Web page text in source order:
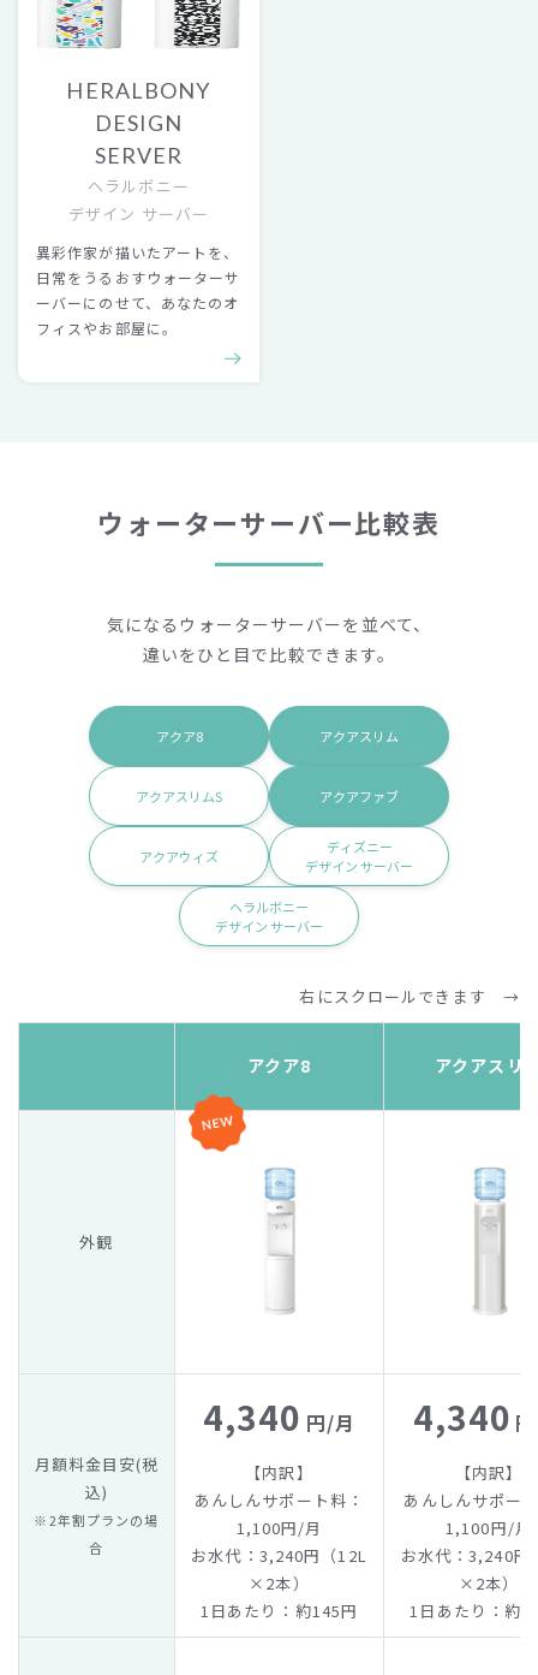
HERALBONY
DESIGN
SERVER
ヘラルボニー
デザイン サーバー
異彩作家が描いたアートを、
日常をうるおすウォーターサ
ーバーにのせて、あなたのオ
フィスやお部屋に。
ウォーターサーバー比較表
気になるウォーターサーバーを並べて、
違いをひと目で比較できます。
アクア8 アクアスリム
アクアスリムS アクアファブ
アクアウィズ
ディズニー
デザイン サーバー
ヘラルボニー
デザイン サーバー
右にスクロールできます →
アクア8 アクアスリ
外観
月額料金目安(税
込)
※2年割プランの場
合
4,340 円/月
【内訳】
あんしんサポート料：
1,100円/月
お水代：3,240円（12L
×2本）
1日あたり：約145円
4,340
【内訳】
あんしんサポー
1,100円/月
お水代：3,240円
×2本）
1日あたり：約